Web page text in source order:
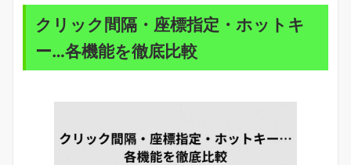
クリック間隔・座標指定・ホットキ
ー…各機能を徹底比較